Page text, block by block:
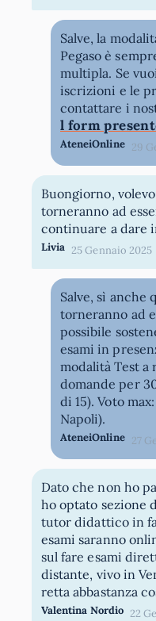
Salve, la
Pegaso è
multipla. Se
iscrizioni e le
contattare i
l form
AteneiOnline 29
Buongiorno,
torneranno ad
continuare a dare
Livia 25 Gennaio 2025
Salve, sì anche
torneranno ad
possibile
esami in
modalità Test a
domande per
di 15). Voto
Napoli).
AteneiOnline 27
Dato che non ho
ho optato sezione
tutor didattico in
esami saranno
sul fare esami
distante, vivo in
retta abbastanza
Valentina Nordio 22